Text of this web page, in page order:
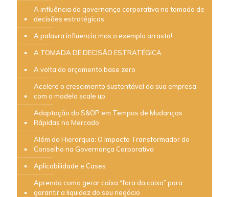
A influência da governança corporativa na tomada de
decisões estratégicas
A palavra influencia mas o exemplo arrasta!
A TOMADA DE DECISÃO ESTRATÉGICA
A volta do orçamento base zero
Acelere o crescimento sustentável da sua empresa
com o modelo scale up
Adaptação do S&OP em Tempos de Mudanças
Rápidas no Mercado
Além da Hierarquia: O Impacto Transformador do
Conselho na Governança Corporativa
Aplicabilidade e Cases
Aprenda como gerar caixa “fora da caixa” para
garantir a liquidez do seu negócio